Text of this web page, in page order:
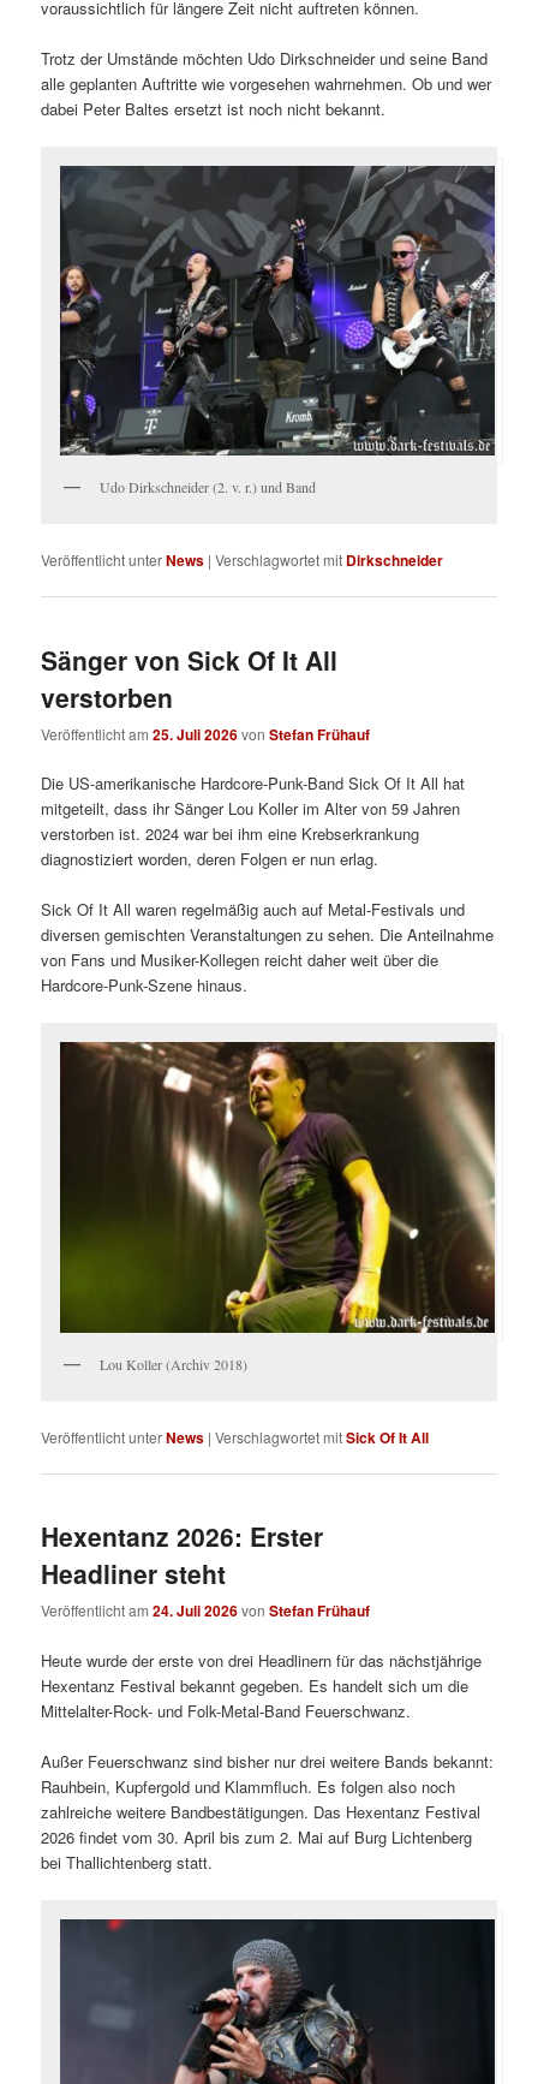
voraussichtlich für längere Zeit nicht auftreten können.
Trotz der Umstände möchten Udo Dirkschneider und seine Band
alle geplanten Auftritte wie vorgesehen wahrnehmen. Ob und wer
dabei Peter Baltes ersetzt ist noch nicht bekannt.
Udo Dirkschneider (2. v. r.) und Band
Veröffentlicht unterNews |Verschlagwortet mit Dirkschneider
Sänger von Sick Of It All
verstorben
Veröffentlicht am25. Juli 2026vonStefan Frühauf
Die US-amerikanische Hardcore-Punk-Band Sick Of It All hat
mitgeteilt, dass ihr Sänger Lou Koller im Alter von 59 Jahren
verstorben ist. 2024 war bei ihm eine Krebserkrankung
diagnostiziert worden, deren Folgen er nun erlag.
Sick Of It All waren regelmäßig auch auf Metal-Festivals und
diversen gemischten Veranstaltungen zu sehen. Die Anteilnahme
von Fans und Musiker-Kollegen reicht daher weit über die
Hardcore-Punk-Szene hinaus.
Lou Koller (Archiv 2018)
Veröffentlicht unterNews |Verschlagwortet mitSick Of It All
Hexentanz 2026: Erster
Headliner steht
Veröffentlicht am24. Juli 2026vonStefan Frühauf
Heute wurde der erste von drei Headlinern für das nächstjährige
Hexentanz Festival bekannt gegeben. Es handelt sich um die
Mittelalter-Rock- und Folk-Metal-Band Feuerschwanz.
Außer Feuerschwanz sind bisher nur drei weitere Bands bekannt:
Rauhbein, Kupfergold und Klammfluch. Es folgen also noch
zahlreiche weitere Bandbestätigungen. Das Hexentanz Festival
2026 findet vom 30. April bis zum 2. Mai auf Burg Lichtenberg
bei Thallichtenberg statt.